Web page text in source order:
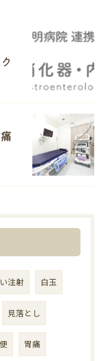
注射 白玉
見落とし
胃痛